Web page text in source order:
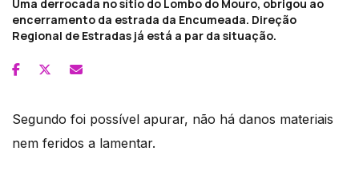
Uma derrocada no sítio do Lombo do Mouro, obrigou ao
encerramento da estrada da Encumeada. Direção
Regional de Estradas já está a par da situação.
Segundo foi possível apurar, não há danos materiais
nem feridos a lamentar.